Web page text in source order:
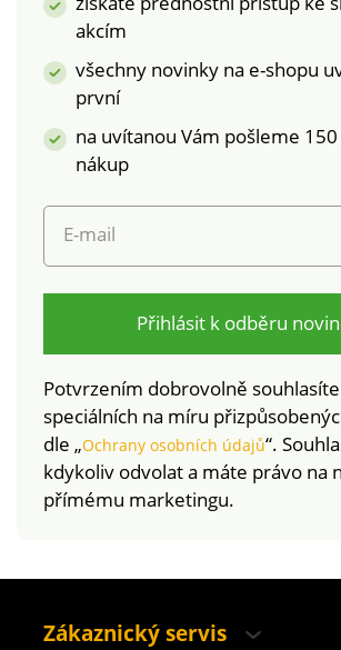
akcím
všechny novinky na e-shopu
první
na uvítanou Vám pošleme
nákup
E-mail
Přihlásit k odběru
Potvrzením dobrovolně
speciálních na míru
dle „Ochrany osobních údajů“.
kdykoliv odvolat a máte právo na
přímému marketingu.
Zákaznický servis